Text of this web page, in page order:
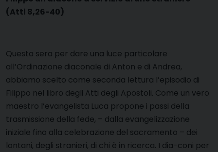
(Atti 8,26-40)
Questa sera per dare una luce particolare
all’Ordinazione diaconale di Anton e di Andrea,
abbiamo scelto come seconda lettura l’episodio di
Filippo nel libro degli Atti degli Apostoli. Come un vero
maestro l’evangelista Luca propone i passi della
trasmissione della fede, – dalla evangelizzazione
iniziale fino alla celebrazione del sacramento – dei
lontani, degli stranieri, di chi è in ricerca. I dia-coni per